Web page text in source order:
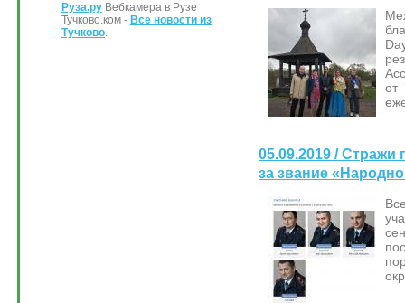
от
05.09.2019 /
за звание
Руза.ру Вебкамера в Рузе
Тучково.ком - Все новости из
Тучково.